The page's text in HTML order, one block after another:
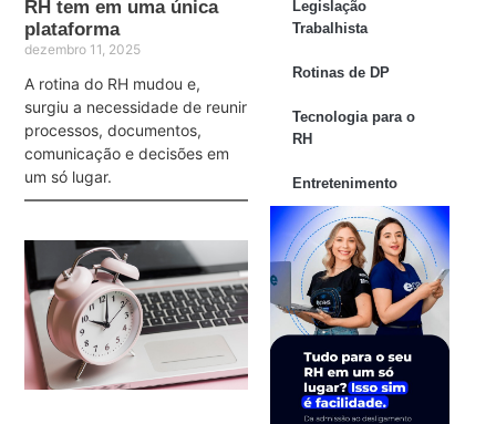
RH tem em uma única
plataforma
dezembro 11, 2025
A rotina do RH mudou e,
surgiu a necessidade de reunir
processos, documentos,
comunicação e decisões em
um só lugar.
Legislação
Trabalhista
Rotinas de DP
Tecnologia para o
RH
Entretenimento